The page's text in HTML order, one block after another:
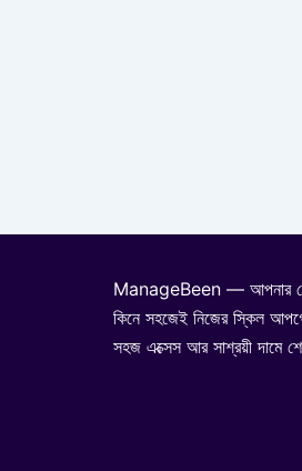
ManageBeen — আপনার
কিনে সহজেই নিজের স্কিল
সহজ এক্সেস আর সাশ্রয়ী দামে